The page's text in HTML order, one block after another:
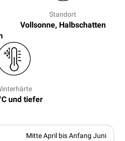
Standort
Vollsonne, Halbschatten
und tiefer
Mitte April bis Anfang Juni